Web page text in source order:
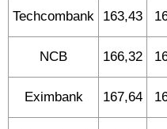
Techcombank 163,43
NCB 166,32
Eximbank 167,64